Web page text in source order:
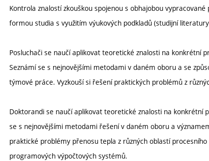
Kontrola znalostí zkouškou spojenou s obhajobou
formou studia s využitím výukových podkladů (studijní
Posluchači se naučí aplikovat teoretické znalosti na konkrétní
Seznámí se s nejnovějšími metodami v daném oboru a se
týmové práce. Vyzkouší si řešení praktických problémů z
Doktorandi se naučí aplikovat teoretické znalosti na
se s nejnovějšími metodami řešení v daném oboru a
praktické problémy přenosu tepla z různých oblastí
programových výpočtových systémů.